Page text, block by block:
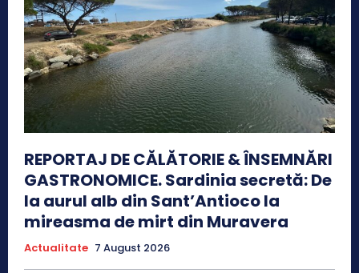
REPORTAJ DE CĂLĂTORIE & ÎNSEMNĂRI
GASTRONOMICE. Sardinia secretă: De
la aurul alb din Sant’Antioco la
mireasma de mirt din Muravera
Actualitate 7 August 2026